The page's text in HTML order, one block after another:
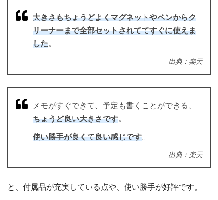
大きさもちょうどよくマグネットやペンからク
リーナーまで全部セットされててすぐに使えま
した。
出典：楽天
メモがすぐできて、予定も書くことができる、
ちょうど良い大きさです。
使い勝手が良くて良い感じです。
出典：楽天
と、付属品が充実している点や、使い勝手が好評です。